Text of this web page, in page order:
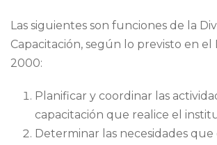
Las siguientes son funciones de la
Capacitación, según lo previsto en el
2000:
Planificar y coordinar las
capacitación que realice el
Determinar las necesidades